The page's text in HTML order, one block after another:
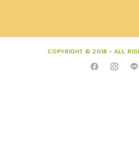
COPYRIGHT © 2018 - ALL